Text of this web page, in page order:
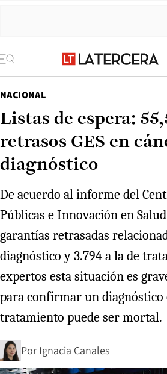
NACIONAL
Listas de espera:
retrasos GES en
diagnóstico
De acuerdo al informe del
Públicas e Innovación en
garantías retrasadas
diagnóstico y 3.794 a la de
expertos esta situación es
para confirmar un diagnóstico
tratamiento puede ser mortal.
Por Ignacia Canales